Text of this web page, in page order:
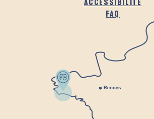
ACCESSIBILITÉ
FAQ